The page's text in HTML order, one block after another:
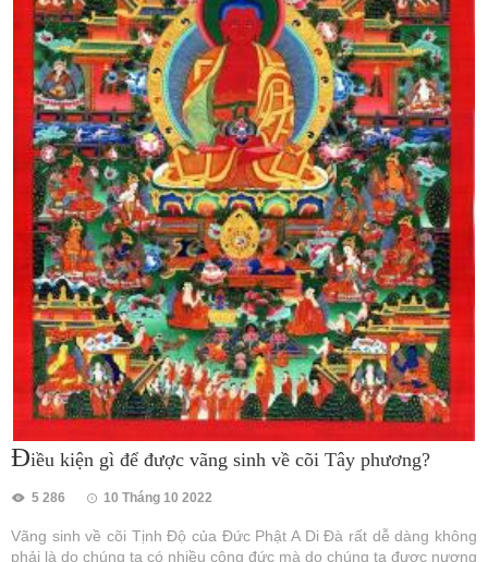
Điều kiện gì để được vãng sinh về cõi Tây phương?
5 286 10 Tháng 10 2022
Vãng sinh về cõi Tịnh Độ của Đức Phật A Di Đà rất dễ dàng không
phải là do chúng ta có nhiều công đức mà do chúng ta được nương